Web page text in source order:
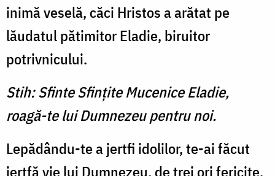
inimă veselă, căci Hristos a arătat pe
lăudatul pătimitor Eladie, biruitor
potrivnicului.
Stih: Sfinte Sfinţite Mucenice Eladie,
roagă-te lui Dumnezeu pentru noi.
Lepădându-te a jertfi idolilor, te-ai făcut
jertfă vie lui Dumnezeu, de trei ori fericite,